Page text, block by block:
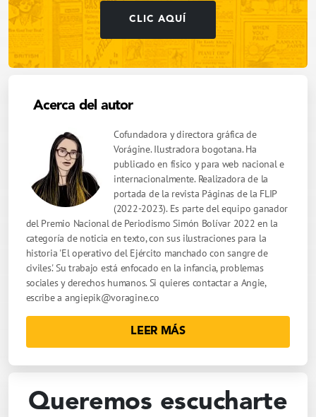
CLIC AQUÍ
Acerca del autor
Cofundadora y directora gráfica de
Vorágine. Ilustradora bogotana. Ha
publicado en físico y para web nacional e
internacionalmente. Realizadora de la
portada de la revista Páginas de la FLIP
(2022-2023). Es parte del equipo ganador
del Premio Nacional de Periodismo Simón Bolívar 2022 en la
categoría de noticia en texto, con sus ilustraciones para la
historia 'El operativo del Ejército manchado con sangre de
civiles'. Su trabajo está enfocado en la infancia, problemas
sociales y derechos humanos. Si quieres contactar a Angie,
escribe a angiepik@voragine.co
LEER MÁS
Queremos escucharte